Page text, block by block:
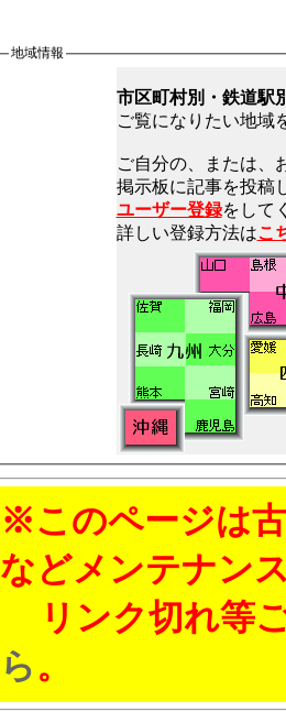
地域情報
市区町村別・鉄道駅
ご覧になりたい地域
ご自分の、または、
ユーザー登録をして
詳しい登録方法はこ
※このページは
などメンテナン
リンク切れ等
ら。